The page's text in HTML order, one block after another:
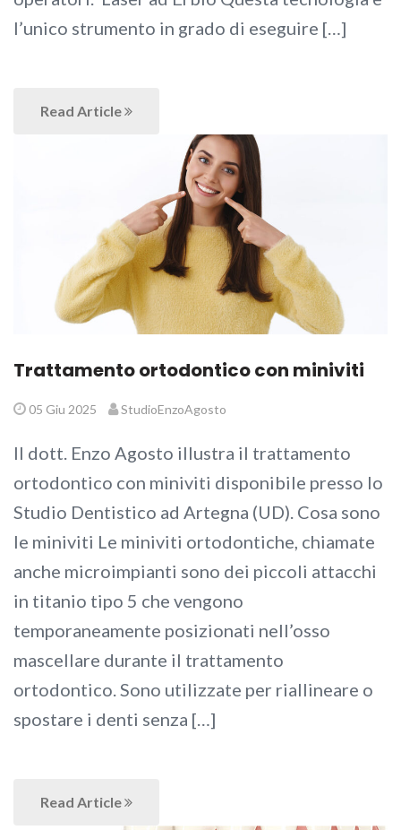
l’unico strumento in grado di eseguire […]
Read Article
Trattamento ortodontico con miniviti
05 Giu 2025 StudioEnzoAgosto
Il dott. Enzo Agosto illustra il trattamento
ortodontico con miniviti disponibile presso lo
Studio Dentistico ad Artegna (UD). Cosa sono
le miniviti Le miniviti ortodontiche, chiamate
anche microimpianti sono dei piccoli attacchi
in titanio tipo 5 che vengono
temporaneamente posizionati nell’osso
mascellare durante il trattamento
ortodontico. Sono utilizzate per riallineare o
spostare i denti senza […]
Read Article